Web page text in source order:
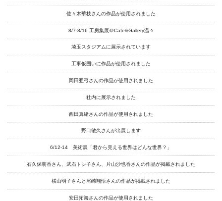
佐々木華枝さんの作品が使用されました
8/7-8/16 工房集展＠Cafe&Gallery温々
埼玉スタジアムに展示されています
工事仮囲いに作品が使用されました
岡田亜弓さんの作品が使用されました
社内に展示されました
西田真緒さんの作品が使用されました
野口敏久さんが出展します
6/12-14 美術展「君から見える世界はどんな世界？」
石久保萌香さん、武石トシ子さん、片山沙也香さんの作品が掲載されました
横山明子さんと尾崎翔悟さんの作品が掲載されました
安田拓海さんの作品が使用されました